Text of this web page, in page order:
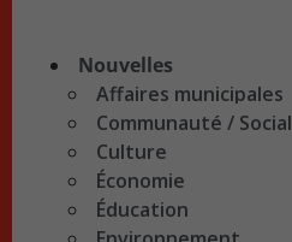
Nouvelles
Affaires municipales
Communauté / Social
Culture
Économie
Éducation